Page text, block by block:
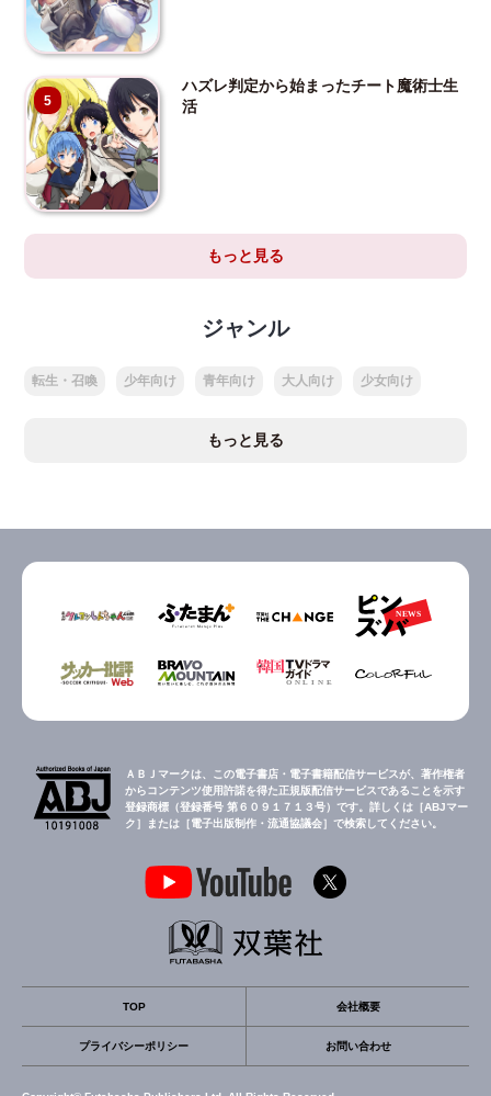
5
ハズレ判定から始まったチート魔術士生
活
もっと見る
ジャンル
転生・召喚 少年向け 青年向け 大人向け 少女向け
もっと見る
ＡＢＪマークは、この電子書店・電子書籍配信サービスが、著作権者
からコンテンツ使用許諾を得た正規版配信サービスであることを示す
登録商標（登録番号 第６０９１７１３号）です。詳しくは［ABJマー
ク］または［電子出版制作・流通協議会］で検索してください。
TOP 会社概要
プライバシーポリシー お問い合わせ